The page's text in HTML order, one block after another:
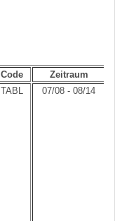
Code
Zeitraum
TABL 07/08 - 08/14